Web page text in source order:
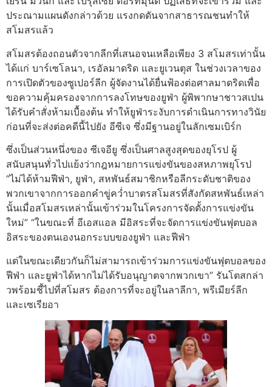
ประณามแผนดังกล่าวด้วย แรงกดดันจากสาธารณชนทำให้
สโมสรแล้ว
สโมสรต้องถอนตัวจากลีกที่เสนอจนเหลือเพียง 3 สโมสรเท่านั้น
ได้แก่ บาร์เซโลนา, เรอัลมาดริด และยูเวนตุส ในช่วงเวลาของ
การเปิดตัวของซูเปอร์ลีก ผู้จัดงานได้ยื่นฟ้องต่อศาลมาดริดเพื่อ
ขอความคุ้มครองจากการลงโทษของยูฟ่า ผู้พิพากษาชาวสเปน
ได้รับคำสั่งห้ามเบื้องต้น ทำให้ยูฟ่าระงับการดำเนินการทางวินัย
ก่อนที่จะส่งต่อคดีนี้ไปยัง อีซีเจ ซึ่งมีฐานอยู่ในลักเซมเบิร์ก
ซึ่งเป็นส่วนหนึ่งของ ซีเจอียู ซึ่งเป็นศาลสูงสุดของยุโรป ผู้
สนับสนุนทั่วไปแย้งว่ากฎหมายการแข่งขันของสหภาพยุโรป
“ไม่ได้ห้ามฟีฟ่า, ยูฟ่า, สหพันธ์สมาชิกหรือลีกระดับชาติของ
พวกเขาจากการออกคำขู่คว่ำบาตรสโมสรที่สังกัดสหพันธ์เหล่า
นั้นเมื่อสโมสรเหล่านั้นเข้าร่วมในโครงการจัดตั้งการแข่งขัน
ใหม่” “ในขณะที่ อีเอสแอล มีอิสระที่จะจัดการแข่งขันฟุตบอล
อิสระของตนเองนอกระบบของยูฟ่า และฟีฟ่า
แต่ในขณะเดียวกันก็ไม่สามารถเข้าร่วมการแข่งขันฟุตบอลของ
ฟีฟ่า และยูฟ่าได้หากไม่ได้รับอนุญาตจากพวกเขา” รันโตสกล่า
วพร้อมชี้ไปที่สโมสร ต้องการที่จะอยู่ในลาลีกา, พรีเมียร์ลีก
และเซเรียอา